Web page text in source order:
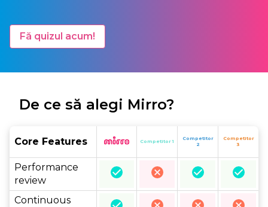
Fă quizul acum!
De ce să alegi Mirro?
Core Features Competitor
Competitor Competitor
Performance
review
Continuous